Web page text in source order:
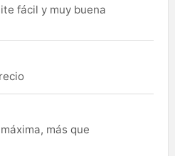
fácil y muy buena
más que